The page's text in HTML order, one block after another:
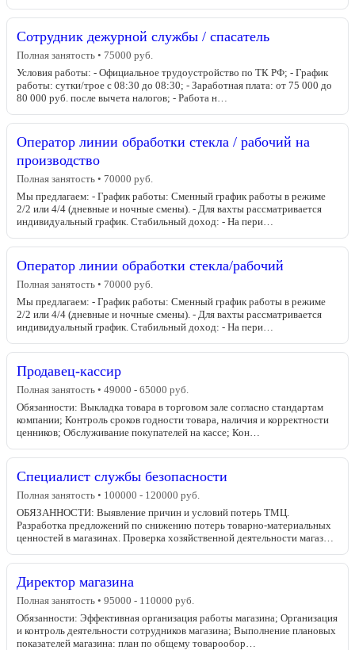
Сотрудник дежурной службы / спасатель
Полная занятость • 75000 руб.
Условия работы: - Официальное трудоустройство по ТК РФ; - График
работы: сутки/трое с 08:30 до 08:30; - Заработная плата: от 75 000 до
80 000 руб. после вычета налогов; - Работа н…
Оператор линии обработки стекла / рабочий на
производство
Полная занятость • 70000 руб.
Мы предлагаем: - График работы: Сменный график работы в режиме
2/2 или 4/4 (дневные и ночные смены). - Для вахты рассматривается
индивидуальный график. Стабильный доход: - На пери…
Оператор линии обработки стекла/рабочий
Полная занятость • 70000 руб.
Мы предлагаем: - График работы: Сменный график работы в режиме
2/2 или 4/4 (дневные и ночные смены). - Для вахты рассматривается
индивидуальный график. Стабильный доход: - На пери…
Продавец-кассир
Полная занятость • 49000 - 65000 руб.
Обязанности: Выкладка товара в торговом зале согласно стандартам
компании; Контроль сроков годности товара, наличия и корректности
ценников; Обслуживание покупателей на кассе; Кон…
Специалист службы безопасности
Полная занятость • 100000 - 120000 руб.
ОБЯЗАННОСТИ: Выявление причин и условий потерь ТМЦ.
Разработка предложений по снижению потерь товарно-материальных
ценностей в магазинах. Проверка хозяйственной деятельности магаз…
Директор магазина
Полная занятость • 95000 - 110000 руб.
Обязанности: Эффективная организация работы магазина; Организация
и контроль деятельности сотрудников магазина; Выполнение плановых
показателей магазина: план по общему товарообор…